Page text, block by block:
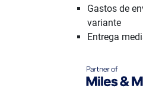
Gastos de
variante
Entrega